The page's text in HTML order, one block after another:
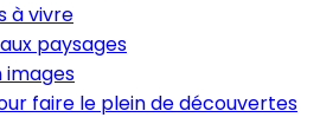
à vivre
paysages
images
faire le plein de découvertes